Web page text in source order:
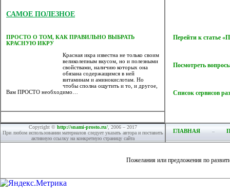
САМОЕ ПОЛЕЗНОЕ
ПРОСТО О ТОМ, КАК ПРАВИЛЬНО ВЫБРАТЬ
КРАСНУЮ ИКРУ
Красная икра известна не только своим
великолепным вкусом, но и полезными
свойствами, наличию которых она
обязана содержащимся в ней
витаминам и аминокислотам. Но
чтобы сполна ощутить и то, и другое,
Вам ПРОСТО необходимо…
Перейти к статье
Посмотреть
Список сервисов
Copyright © http://snami-prosto.ru/, 2006 – 2017
При любом использовании материалов следует указать автора и поставить
активную ссылку на конкретную страницу сайта
ГЛАВНАЯ
Пожелания или предложения по